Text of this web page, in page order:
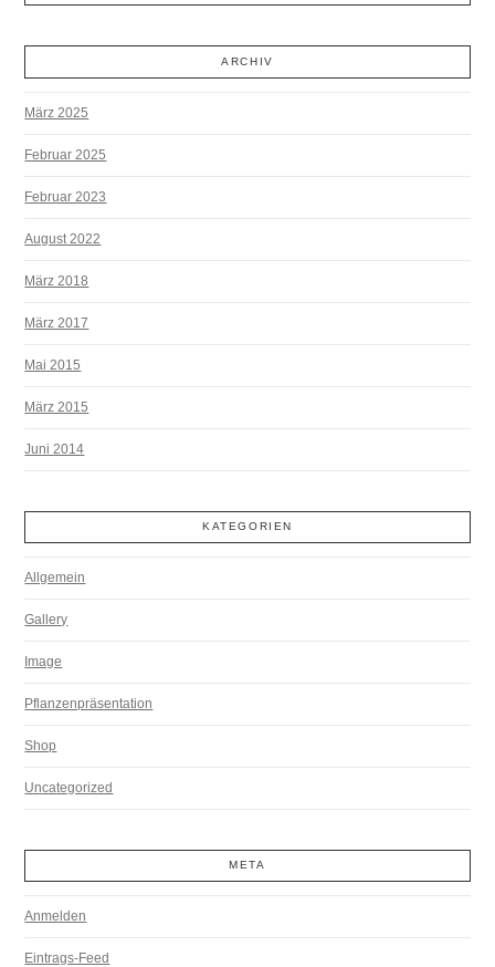
ARCHIV
März 2025
Februar 2025
Februar 2023
August 2022
März 2018
März 2017
Mai 2015
März 2015
Juni 2014
KATEGORIEN
Allgemein
Gallery
Image
Pflanzenpräsentation
Shop
Uncategorized
META
Anmelden
Eintrags-Feed